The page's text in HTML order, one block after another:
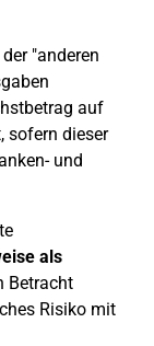
"anderen
auf
sofern dieser
und
als
Betracht
Risiko mit